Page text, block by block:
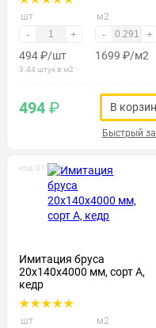
шт
- +
494₽/шт
3.44 штук в м2
м2
- +
1699 ₽/м2
494 ₽ В
Быстрый
код: 315005
Имитация бруса
20х140х4000 мм, сорт А,
кедр
шт м2